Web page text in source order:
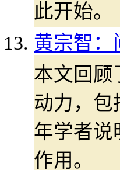
此开始。
黄宗智：
本文回顾
动力，包
年学者说
作用。